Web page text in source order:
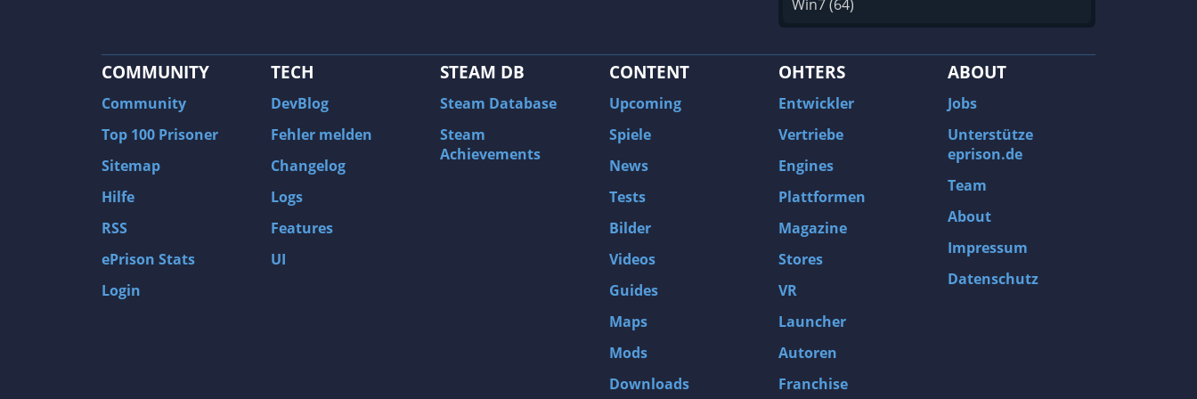
Win7 (64)
COMMUNITY
Community
Top 100 Prisoner
Sitemap
Hilfe
RSS
ePrison Stats
Login
TECH
DevBlog
Fehler melden
Changelog
Logs
Features
UI
STEAM DB
Steam Database
Steam
Achievements
CONTENT
Upcoming
Spiele
News
Tests
Bilder
Videos
Guides
Maps
Mods
Downloads
OHTERS
Entwickler
Vertriebe
Engines
Plattformen
Magazine
Stores
VR
Launcher
Autoren
Franchise
ABOUT
Jobs
Unterstütze
eprison.de
Team
About
Impressum
Datenschutz